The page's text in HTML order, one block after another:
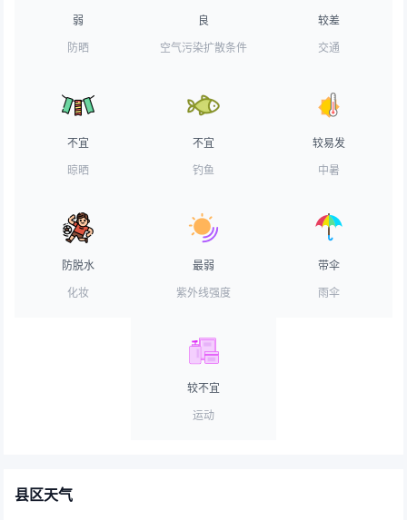
弱
防晒
良
空气污染扩散条件
较差
交通
不宜
晾晒
不宜
钓鱼
较易发
中暑
防脱水
化妆
最弱
紫外线强度
带伞
雨伞
较不宜
运动
县区天气